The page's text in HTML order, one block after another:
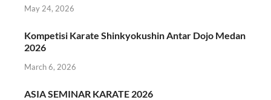
May 24, 2026
Kompetisi Karate Shinkyokushin Antar Dojo Medan
2026
March 6, 2026
ASIA SEMINAR KARATE 2026